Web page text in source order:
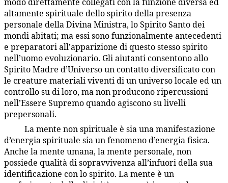
altamente spirituale dello spirito della presenza
personale della Divina Ministra, lo Spirito Santo dei
mondi abitati; ma essi sono funzionalmente antecedenti
e preparatori all’apparizione di questo stesso spirito
nell’uomo evoluzionario. Gli aiutanti consentono allo
Spirito Madre d’Universo un contatto diversificato con
le creature materiali viventi di un universo locale ed un
controllo su di loro, ma non producono ripercussioni
nell’Essere Supremo quando agiscono su livelli
prepersonali.
La mente non spirituale è sia una manifestazione
d’energia spirituale sia un fenomeno d’energia fisica.
Anche la mente umana, la mente personale, non
possiede qualità di sopravvivenza all’infuori della sua
identificazione con lo spirito. La mente è un